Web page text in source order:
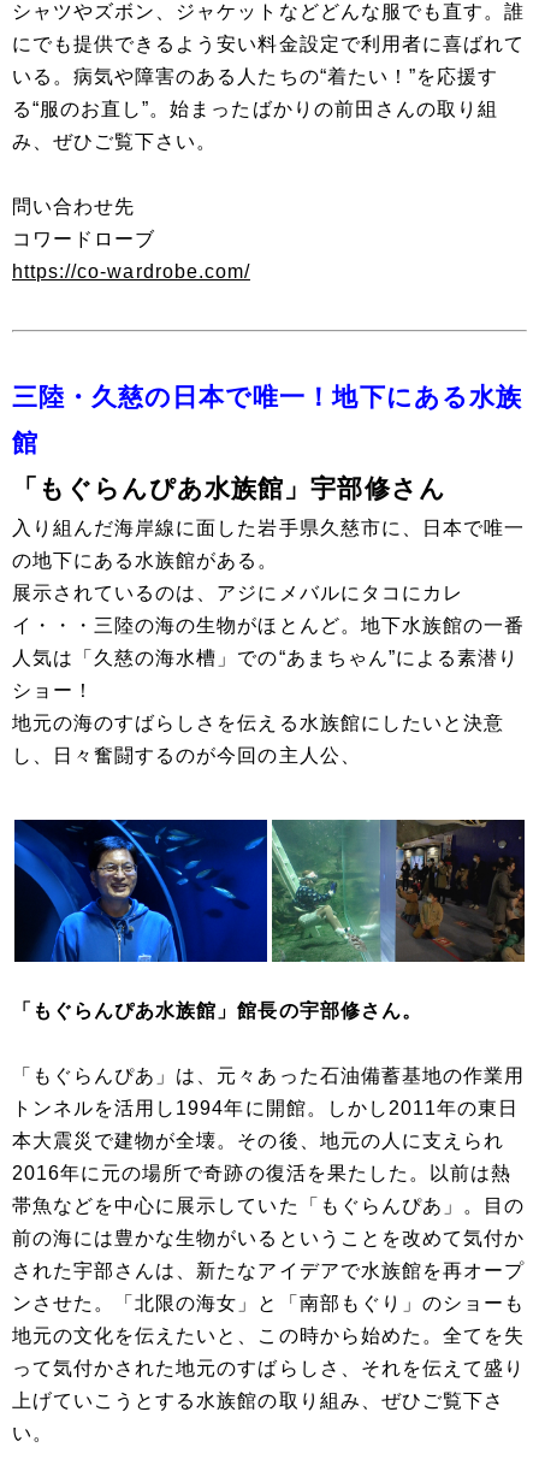
シャツやズボン、ジャケットなどどんな服でも直す。誰
にでも提供できるよう安い料金設定で利用者に喜ばれて
いる。病気や障害のある人たちの“着たい！”を応援す
る“服のお直し”。始まったばかりの前田さんの取り組
み、ぜひご覧下さい。
問い合わせ先
コワードローブ
https://co-wardrobe.com/
三陸・久慈の日本で唯一！地下にある水族
館
「もぐらんぴあ水族館」宇部修さん
入り組んだ海岸線に面した岩手県久慈市に、日本で唯一
の地下にある水族館がある。
展示されているのは、アジにメバルにタコにカレ
イ・・・三陸の海の生物がほとんど。地下水族館の一番
人気は「久慈の海水槽」での“あまちゃん”による素潜り
ショー！
地元の海のすばらしさを伝える水族館にしたいと決意
し、日々奮闘するのが今回の主人公、
「もぐらんぴあ水族館」館長の宇部修さん。
「もぐらんぴあ」は、元々あった石油備蓄基地の作業用
トンネルを活用し1994年に開館。しかし2011年の東日
本大震災で建物が全壊。その後、地元の人に支えられ
2016年に元の場所で奇跡の復活を果たした。以前は熱
帯魚などを中心に展示していた「もぐらんぴあ」。目の
前の海には豊かな生物がいるということを改めて気付か
された宇部さんは、新たなアイデアで水族館を再オープ
ンさせた。「北限の海女」と「南部もぐり」のショーも
地元の文化を伝えたいと、この時から始めた。全てを失
って気付かされた地元のすばらしさ、それを伝えて盛り
上げていこうとする水族館の取り組み、ぜひご覧下さ
い。